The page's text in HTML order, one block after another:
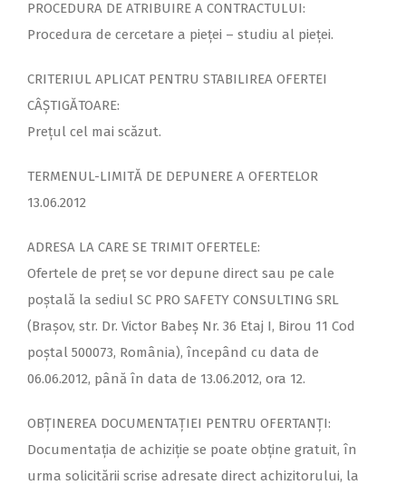
PROCEDURA DE ATRIBUIRE A CONTRACTULUI:
Procedura de cercetare a pieței – studiu al pieței.
CRITERIUL APLICAT PENTRU STABILIREA OFERTEI
CÂȘTIGĂTOARE:
Prețul cel mai scăzut.
TERMENUL-LIMITĂ DE DEPUNERE A OFERTELOR
13.06.2012
ADRESA LA CARE SE TRIMIT OFERTELE:
Ofertele de preț se vor depune direct sau pe cale
poștală la sediul SC PRO SAFETY CONSULTING SRL
(Brașov, str. Dr. Victor Babeș Nr. 36 Etaj I, Birou 11 Cod
poștal 500073, România), începând cu data de
06.06.2012, până în data de 13.06.2012, ora 12.
OBȚINEREA DOCUMENTAȚIEI PENTRU OFERTANȚI:
Documentaţia de achiziţie se poate obţine gratuit, în
urma solicitării scrise adresate direct achizitorului, la